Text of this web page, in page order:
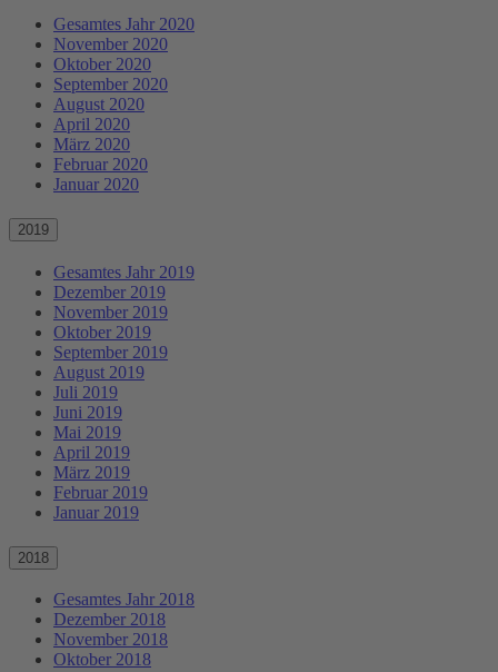
Gesamtes Jahr 2020
November 2020
Oktober 2020
September 2020
August 2020
April 2020
März 2020
Februar 2020
Januar 2020
2019
Gesamtes Jahr 2019
Dezember 2019
November 2019
Oktober 2019
September 2019
August 2019
Juli 2019
Juni 2019
Mai 2019
April 2019
März 2019
Februar 2019
Januar 2019
2018
Gesamtes Jahr 2018
Dezember 2018
November 2018
Oktober 2018